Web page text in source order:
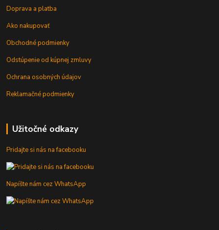
Doprava a platba
Ako nakupovať
Obchodné podmienky
Odstúpenie od kúpnej zmluvy
Ochrana osobných údajov
Reklamačné podmienky
Užitočné odkazy
Pridajte si nás na facebooku
Napíšte nám cez WhatsApp